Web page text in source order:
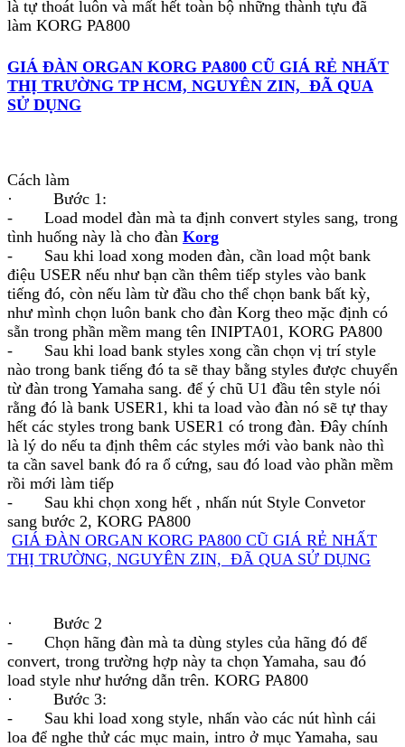
là tự thoát luôn và mất hết toàn bộ những thành tựu đã
làm KORG PA800
GIÁ ĐÀN ORGAN KORG PA800 CŨ GIÁ RẺ NHẤT
THỊ TRƯỜNG TP HCM, NGUYÊN ZIN, ĐÃ QUA
SỬ DỤNG
Cách làm
· Bước 1:
- Load model đàn mà ta định convert styles sang, trong
tình huống này là cho đàn Korg
- Sau khi load xong moden đàn, cần load một bank
điệu USER nếu như bạn cần thêm tiếp styles vào bank
tiếng đó, còn nếu làm từ đầu cho thể chọn bank bất kỳ,
như mình chọn luôn bank cho đàn Korg theo mặc định có
sẵn trong phần mềm mang tên INIPTA01, KORG PA800
- Sau khi load bank styles xong cần chọn vị trí style
nào trong bank tiếng đó ta sẽ thay bằng styles được chuyển
từ đàn trong Yamaha sang. để ý chũ U1 đầu tên style nói
rằng đó là bank USER1, khi ta load vào đàn nó sẽ tự thay
hết các styles trong bank USER1 có trong đàn. Đây chính
là lý do nếu ta định thêm các styles mới vào bank nào thì
ta cần savel bank đó ra ổ cứng, sau đó load vào phần mềm
rồi mới làm tiếp
- Sau khi chọn xong hết , nhấn nút Style Convetor
sang bước 2, KORG PA800
GIÁ ĐÀN ORGAN KORG PA800 CŨ GIÁ RẺ NHẤT
THỊ TRƯỜNG, NGUYÊN ZIN, ĐÃ QUA SỬ DỤNG
· Bước 2
- Chọn hãng đàn mà ta dùng styles của hãng đó để
convert, trong trường hợp này ta chọn Yamaha, sau đó
load style như hướng dẫn trên. KORG PA800
· Bước 3:
- Sau khi load xong style, nhấn vào các nút hình cái
loa để nghe thử các mục main, intro ở mục Yamaha, sau